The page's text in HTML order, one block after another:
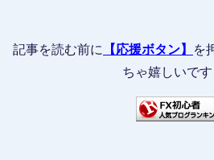
記事を読む前に 【応援ボタン】
を
ちゃ嬉しいです